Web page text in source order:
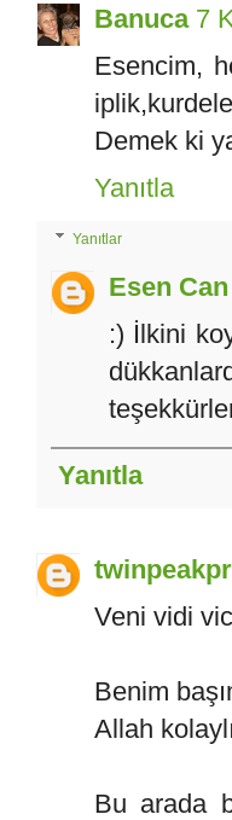
Banuca 7
Esencim,
Demek ki
Yanıtla
Yanıtlar
Esen Can
:) İlkini
Yanıtla
Veni vidi
Benim
Allah
Bu arada